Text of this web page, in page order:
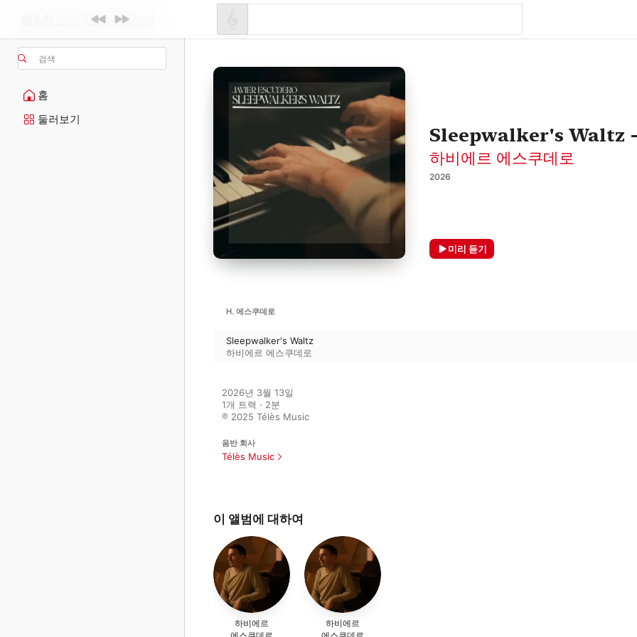
검색
홈
둘러보기
Sleepwalker's Waltz
하비에르 에스쿠데로
2026
미리 듣기
H. 에스쿠데로
Sleepwalker's Waltz
하비에르 에스쿠데로
2026년 3월 13일
1개 트랙 · 2분
℗ 2025 Télès Music
음반 회사
Télès Music
이 앨범에 대하여
하비에르
하비에르